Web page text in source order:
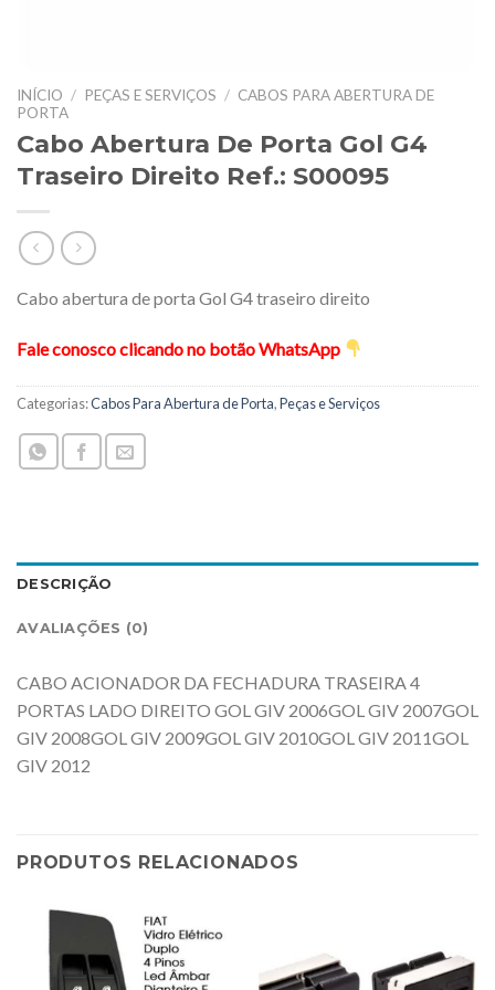
INÍCIO / PEÇAS E SERVIÇOS / CABOS PARA ABERTURA DE
PORTA
Cabo Abertura De Porta Gol G4
Traseiro Direito Ref.: S00095
Cabo abertura de porta Gol G4 traseiro direito
Fale conosco clicando no botão WhatsApp
Categorias:Cabos Para Abertura de Porta,Peças e Serviços
DESCRIÇÃO
AVALIAÇÕES (0)
CABO ACIONADOR DA FECHADURA TRASEIRA 4
PORTAS LADO DIREITO GOL GIV 2006GOL GIV 2007GOL
GIV 2008GOL GIV 2009GOL GIV 2010GOL GIV 2011GOL
GIV 2012
PRODUTOS RELACIONADOS